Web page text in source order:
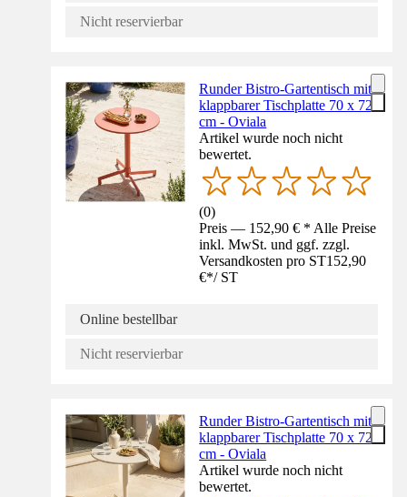
Nicht reservierbar
Runder Bistro-Gartentisch mit
klappbarer Tischplatte 70 x 72
cm - Oviala
Artikel wurde noch nicht
bewertet.
(0)
Preis — 152,90 € * Alle Preise
inkl. MwSt. und ggf. zzgl.
Versandkosten pro ST152,90
€*/ ST
Online bestellbar
Nicht reservierbar
Runder Bistro-Gartentisch mit
klappbarer Tischplatte 70 x 72
cm - Oviala
Artikel wurde noch nicht
bewertet.